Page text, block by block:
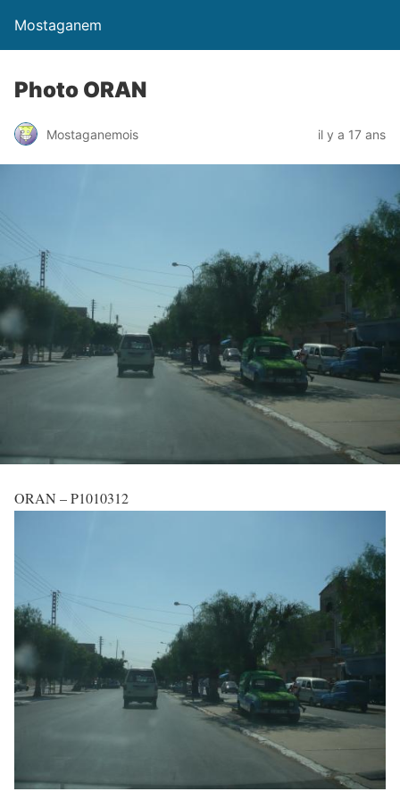
Mostaganem
Photo ORAN
Mostaganemois il y a 17 ans
ORAN – P1010312